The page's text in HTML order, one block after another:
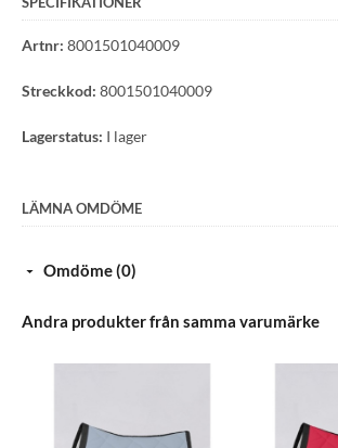
rörelsefrihet för alla kroppstyper, även
knäppning fram med dold dragkedja och fyra
med lock och lasertryckt logotyp på axeln.
- Lätt att rengöra och snabbtorkande
Artnr: 8001501040009
Streckkod: 8001501040009
Lagerstatus: I lager
LÄMNA OMDÖME
Omdöme (0)
Andra produkter från samma varumärke